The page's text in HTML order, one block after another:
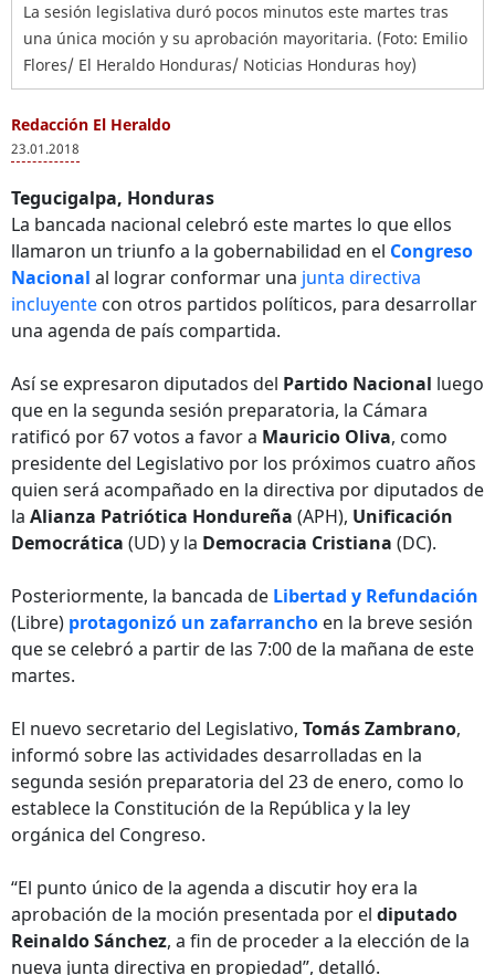
La sesión legislativa duró pocos minutos este martes tras
una única moción y su aprobación mayoritaria. (Foto: Emilio
Flores/ El Heraldo Honduras/ Noticias Honduras hoy)
Redacción El Heraldo
23.01.2018
Tegucigalpa, Honduras
La bancada nacional celebró este martes lo que ellos
llamaron un triunfo a la gobernabilidad en el Congreso
Nacional al lograr conformar una junta directiva
incluyente con otros partidos políticos, para desarrollar
una agenda de país compartida.
Así se expresaron diputados del Partido Nacional luego
que en la segunda sesión preparatoria, la Cámara
ratificó por 67 votos a favor a Mauricio Oliva, como
presidente del Legislativo por los próximos cuatro años
quien será acompañado en la directiva por diputados de
la Alianza Patriótica Hondureña (APH), Unificación
Democrática (UD) y la Democracia Cristiana (DC).
Posteriormente, la bancada de Libertad y Refundación
(Libre) protagonizó un zafarrancho en la breve sesión
que se celebró a partir de las 7:00 de la mañana de este
martes.
El nuevo secretario del Legislativo, Tomás Zambrano,
informó sobre las actividades desarrolladas en la
segunda sesión preparatoria del 23 de enero, como lo
establece la Constitución de la República y la ley
orgánica del Congreso.
“El punto único de la agenda a discutir hoy era la
aprobación de la moción presentada por el diputado
Reinaldo Sánchez, a fin de proceder a la elección de la
nueva junta directiva en propiedad”, detalló.